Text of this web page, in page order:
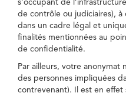
s’occupant de
de contrôle ou judiciaires),
dans un cadre légal et
finalités mentionnées au
de confidentialité.
Par ailleurs, votre anonymat
des personnes impliquées
contrevenant). Il est en effet